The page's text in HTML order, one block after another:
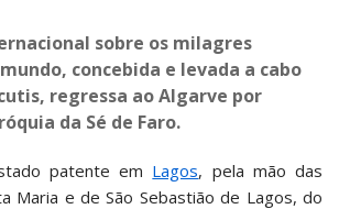
sobre os milagres
concebida e levada a cabo
regressa ao Algarve por
da Sé de Faro.
patente em Lagos, pela mão das
Maria e de São Sebastião de Lagos, do